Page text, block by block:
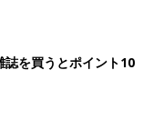
誌を買うとポイント10